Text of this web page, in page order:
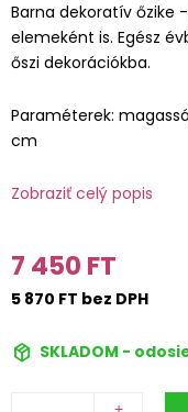
Barna dekoratív őzike
elemeként is. Egész
őszi dekorációkba.
Paraméterek:
cm
Zobraziť celý popis
7 450 FT
5 870 FT bez DPH
SKLADOM -